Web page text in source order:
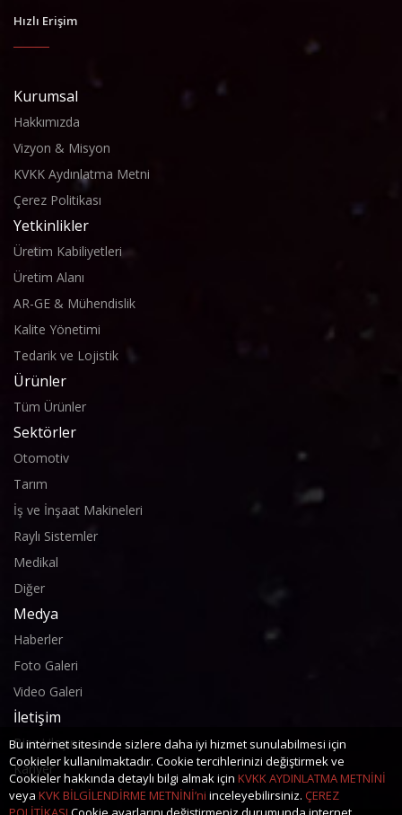
Hızlı Erişim
Kurumsal
Hakkımızda
Vizyon & Misyon
KVKK Aydınlatma Metni
Çerez Politikası
Yetkinlikler
Üretim Kabiliyetleri
Üretim Alanı
AR-GE & Mühendislik
Kalite Yönetimi
Tedarik ve Lojistik
Ürünler
Tüm Ürünler
Sektörler
Otomotiv
Tarım
İş ve İnşaat Makineleri
Raylı Sistemler
Medikal
Diğer
Medya
Haberler
Foto Galeri
Video Galeri
İletişim
Bize Ulaşın
Kariyer
Bu internet sitesinde sizlere daha iyi hizmet sunulabilmesi için
Cookieler kullanılmaktadır. Cookie tercihlerinizi değiştirmek ve
Cookieler hakkında detaylı bilgi almak için KVKK AYDINLATMA METNİNİ
veya KVK BİLGİLENDİRME METNİNİ’ni inceleyebilirsiniz. ÇEREZ